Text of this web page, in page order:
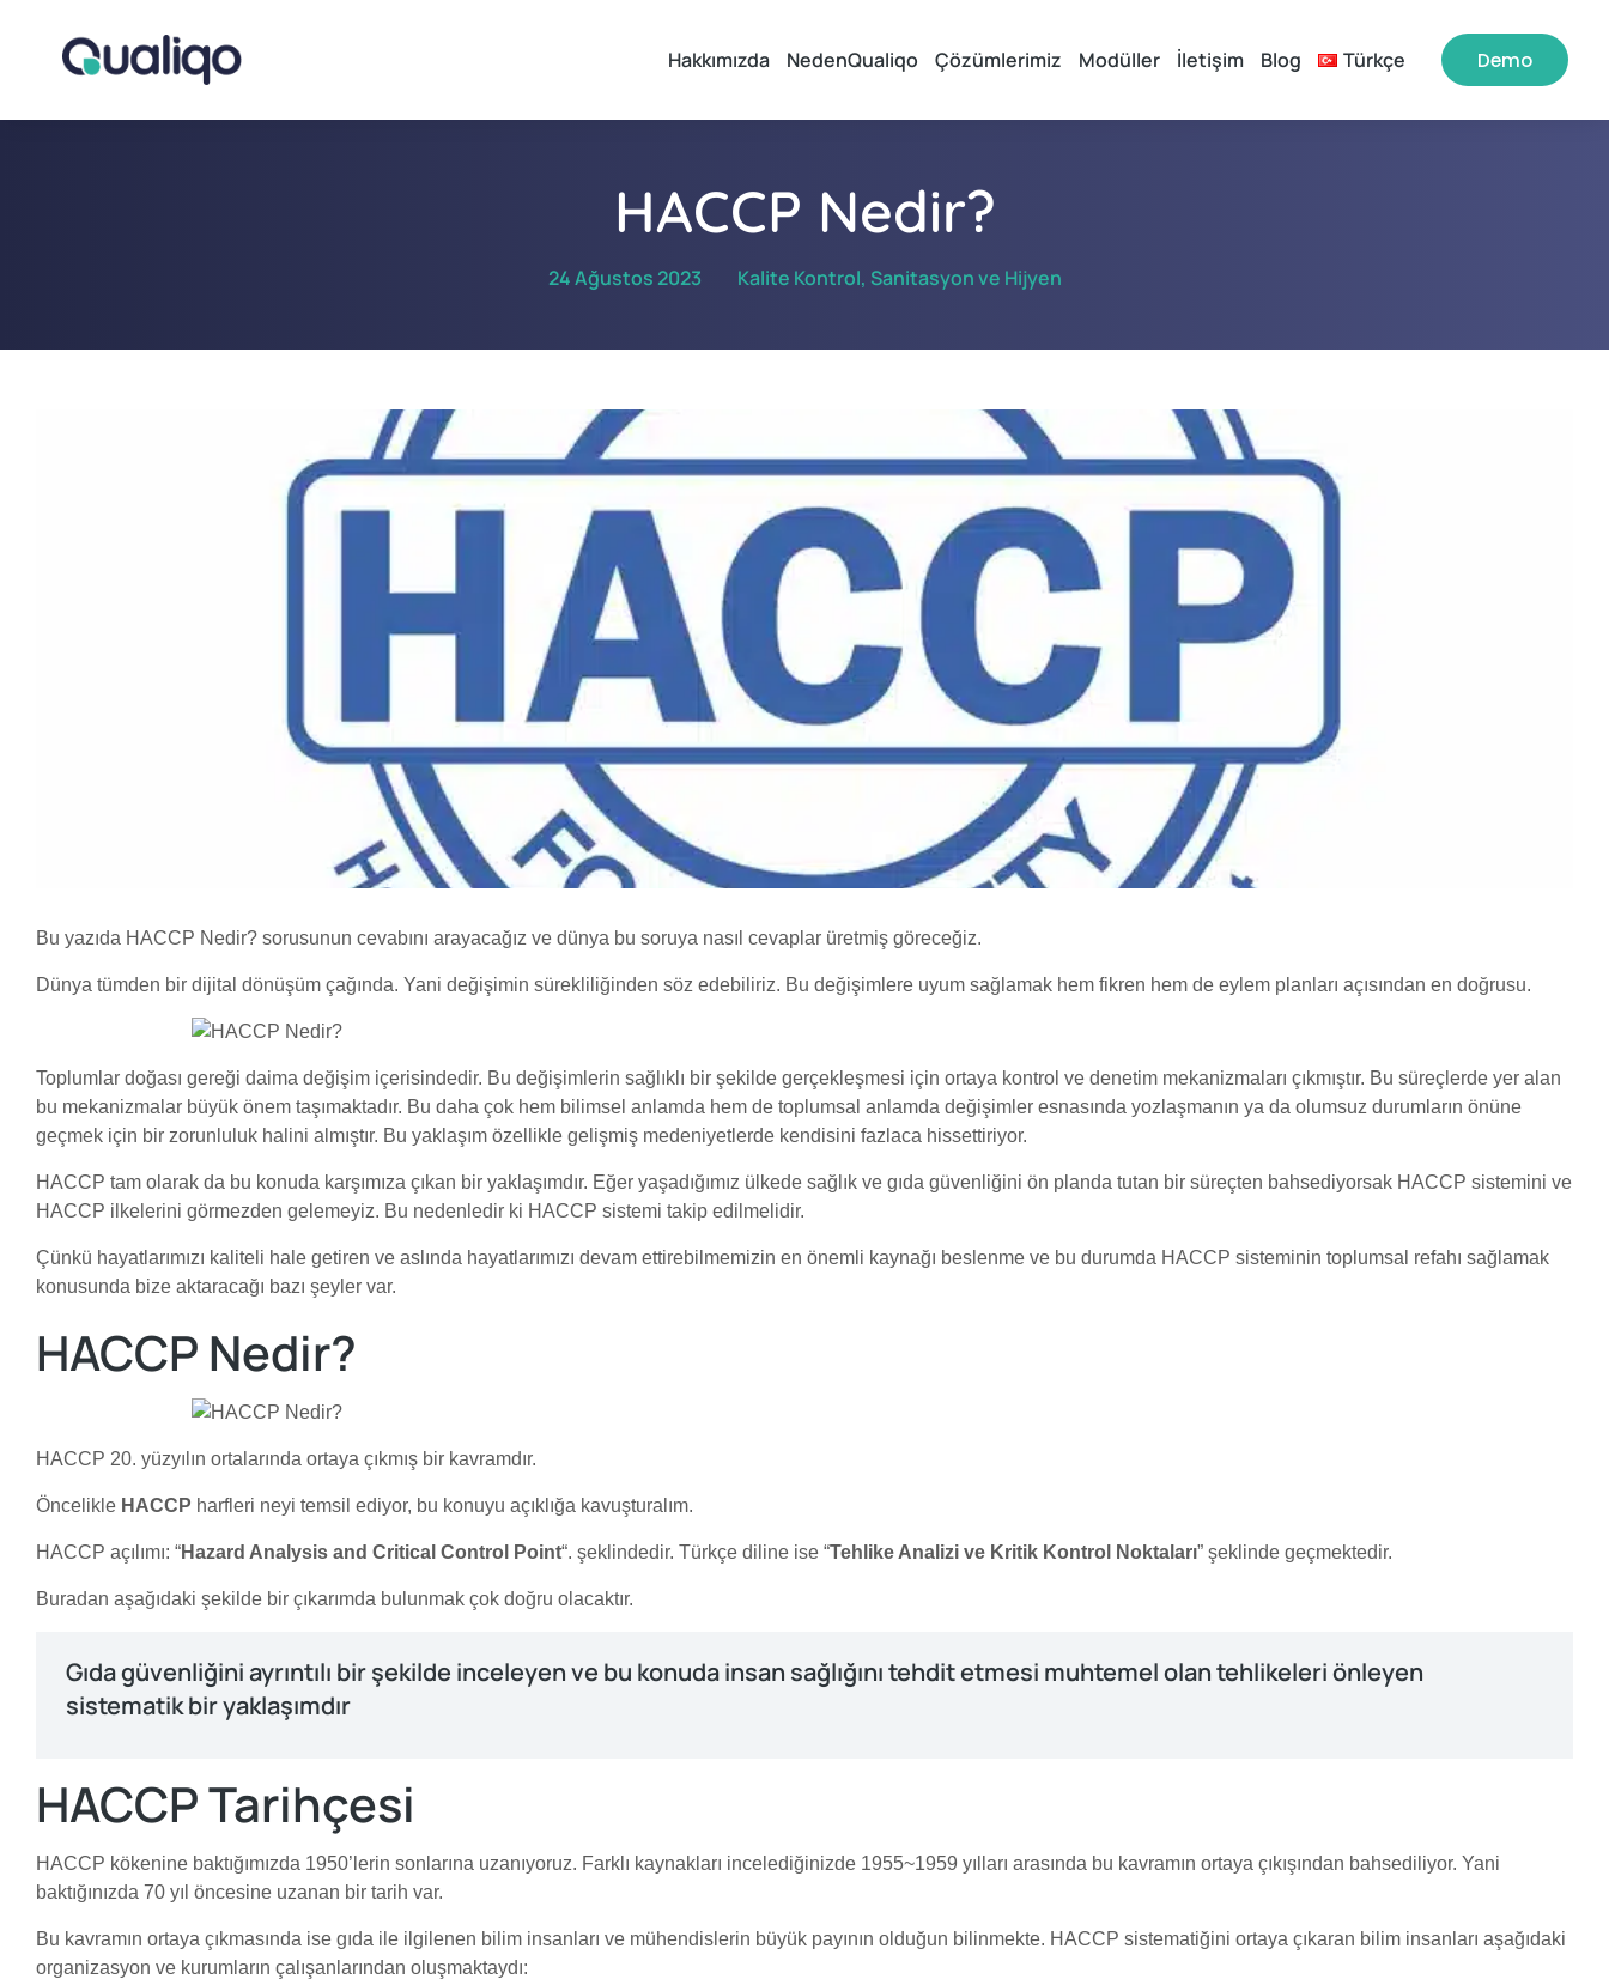
Hakkımızda NedenQualiqo Çözümlerimiz Modüller İletişim Blog Türkçe Demo
HACCP Nedir?
24 Ağustos 2023 Kalite Kontrol, Sanitasyon ve Hijyen
Bu yazıda HACCP Nedir? sorusunun cevabını arayacağız ve dünya bu soruya nasıl cevaplar üretmiş göreceğiz.
Dünya tümden bir dijital dönüşüm çağında. Yani değişimin sürekliliğinden söz edebiliriz. Bu değişimlere uyum sağlamak hem fikren hem de eylem planları açısından en doğrusu.
Toplumlar doğası gereği daima değişim içerisindedir. Bu değişimlerin sağlıklı bir şekilde gerçekleşmesi için ortaya kontrol ve denetim mekanizmaları çıkmıştır. Bu süreçlerde yer alan
bu mekanizmalar büyük önem taşımaktadır. Bu daha çok hem bilimsel anlamda hem de toplumsal anlamda değişimler esnasında yozlaşmanın ya da olumsuz durumların önüne
geçmek için bir zorunluluk halini almıştır. Bu yaklaşım özellikle gelişmiş medeniyetlerde kendisini fazlaca hissettiriyor.
HACCP tam olarak da bu konuda karşımıza çıkan bir yaklaşımdır. Eğer yaşadığımız ülkede sağlık ve gıda güvenliğini ön planda tutan bir süreçten bahsediyorsak HACCP sistemini ve
HACCP ilkelerini görmezden gelemeyiz. Bu nedenledir ki HACCP sistemi takip edilmelidir.
Çünkü hayatlarımızı kaliteli hale getiren ve aslında hayatlarımızı devam ettirebilmemizin en önemli kaynağı beslenme ve bu durumda HACCP sisteminin toplumsal refahı sağlamak
konusunda bize aktaracağı bazı şeyler var.
HACCP Nedir?
HACCP 20. yüzyılın ortalarında ortaya çıkmış bir kavramdır.
Öncelikle HACCP harfleri neyi temsil ediyor, bu konuyu açıklığa kavuşturalım.
HACCP açılımı: “Hazard Analysis and Critical Control Point“. şeklindedir. Türkçe diline ise “Tehlike Analizi ve Kritik Kontrol Noktaları” şeklinde geçmektedir.
Buradan aşağıdaki şekilde bir çıkarımda bulunmak çok doğru olacaktır.
Gıda güvenliğini ayrıntılı bir şekilde inceleyen ve bu konuda insan sağlığını tehdit etmesi muhtemel olan tehlikeleri önleyen
sistematik bir yaklaşımdır
HACCP Tarihçesi
HACCP kökenine baktığımızda 1950’lerin sonlarına uzanıyoruz. Farklı kaynakları incelediğinizde 1955~1959 yılları arasında bu kavramın ortaya çıkışından bahsediliyor. Yani
baktığınızda 70 yıl öncesine uzanan bir tarih var.
Bu kavramın ortaya çıkmasında ise gıda ile ilgilenen bilim insanları ve mühendislerin büyük payının olduğun bilinmekte. HACCP sistematiğini ortaya çıkaran bilim insanları aşağıdaki
organizasyon ve kurumların çalışanlarından oluşmaktaydı: